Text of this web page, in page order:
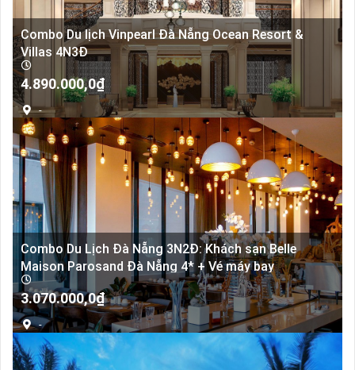
Combo Du lịch Vinpearl Đà Nẵng Ocean Resort &
Villas 4N3Đ
4.890.000,0₫
-
Combo Du Lịch Đà Nẵng 3N2Đ: Khách sạn Belle
Maison Parosand Đà Nẵng 4* + Vé máy bay
3.070.000,0₫
-